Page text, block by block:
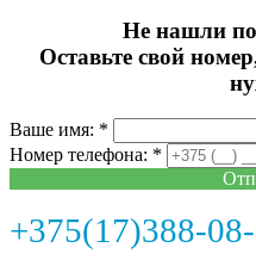
Не нашли
Оставьте свой
Ваше имя: *
Номер телефона: *
+375(17)388-